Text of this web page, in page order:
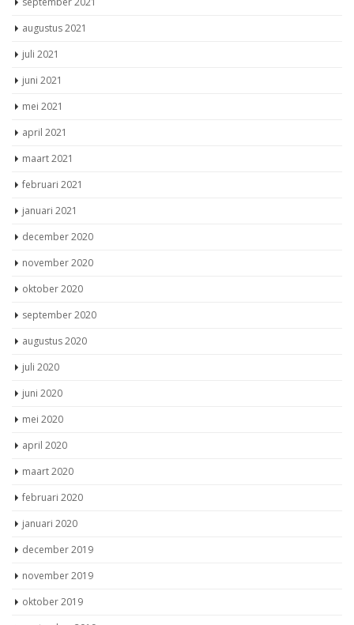
september 2021
augustus 2021
juli 2021
juni 2021
mei 2021
april 2021
maart 2021
februari 2021
januari 2021
december 2020
november 2020
oktober 2020
september 2020
augustus 2020
juli 2020
juni 2020
mei 2020
april 2020
maart 2020
februari 2020
januari 2020
december 2019
november 2019
oktober 2019